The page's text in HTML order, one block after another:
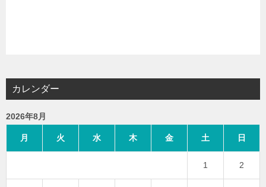
カレンダー
2026年8月
月 火 水 木 金 土 日
1 2